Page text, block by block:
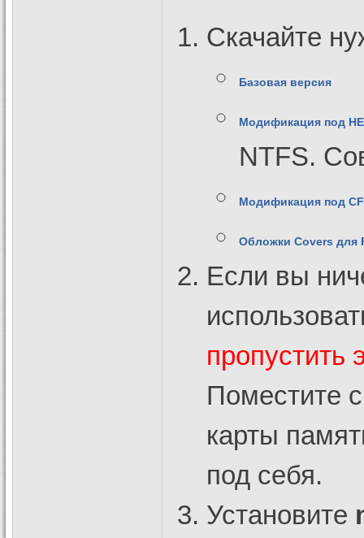
Скачайте
Базовая версия
Модификация под
NTFS.
Модификация под
Обложки Covers для
Если вы
пропустить
Поместите
карты
под себя.
Установите